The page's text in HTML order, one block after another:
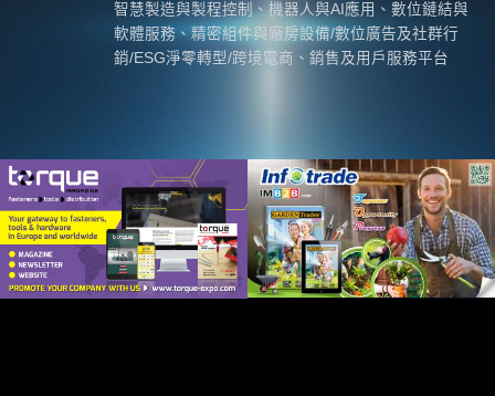
智慧製造與製程控制、機器人與AI應用、數位鏈結與
軟體服務、精密組件與廠房設備/數位廣告及社群行
銷/ESG淨零轉型/跨境電商、銷售及用戶服務平台